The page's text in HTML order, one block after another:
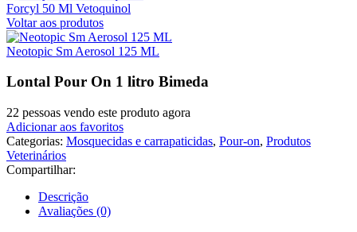
Forcyl 50 Ml Vetoquinol
Voltar aos produtos
Neotopic Sm Aerosol 125 ML
Lontal Pour On 1 litro Bimeda
22 pessoas vendo este produto agora
Adicionar aos favoritos
Categorias: Mosquecidas e carrapaticidas, Pour-on, Produtos
Veterinários
Compartilhar:
Descrição
Avaliações (0)